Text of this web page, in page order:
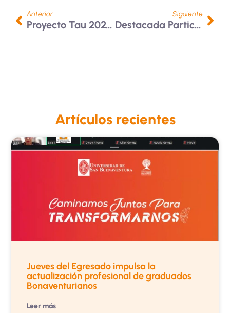
Anterior
Proyecto Tau 2024: Identidad Franciscana Que Nos Forma Para Transformar
Siguiente
Destacada Participación De Equipos Deportivos En Competencias De Alto Nivel
Artículos recientes
Jueves del Egresado impulsa la
actualización profesional de graduados
Bonaventurianos
Leer más